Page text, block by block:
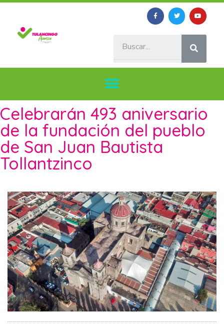
Celebrarán 493 aniversario
de la fundación del pueblo
de San Juan Bautista
Tollantzinco